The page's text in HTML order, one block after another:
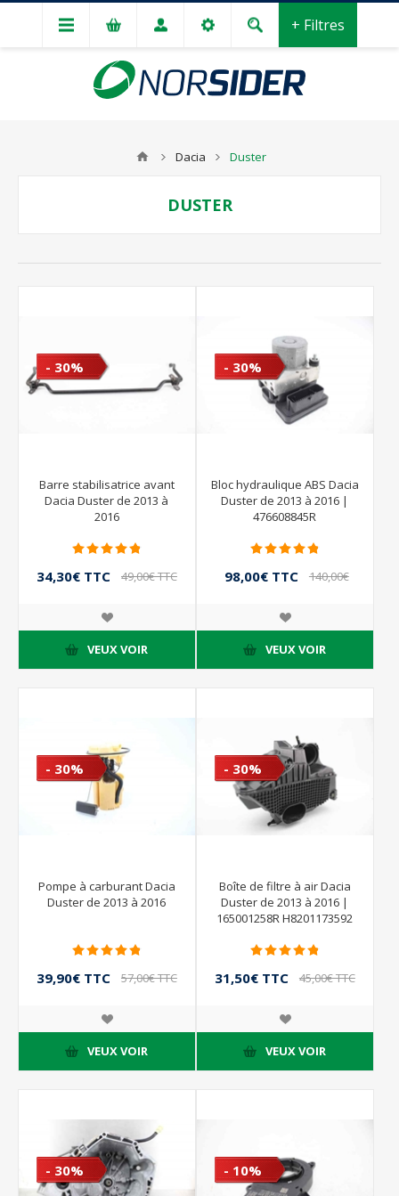
+ Filtres
Dacia Duster
DUSTER
- 30%
Barre stabilisatrice avant
Dacia Duster de 2013 à
2016
34,30€ TTC 49,00€ TTC
VEUX VOIR
- 30%
Bloc hydraulique ABS Dacia
Duster de 2013 à 2016 |
476608845R
98,00€ TTC
140,00€
VEUX VOIR
- 30%
Pompe à carburant Dacia
Duster de 2013 à 2016
39,90€ TTC 57,00€ TTC
VEUX VOIR
- 30%
Boîte de filtre à air Dacia
Duster de 2013 à 2016 |
165001258R H8201173592
31,50€ TTC 45,00€ TTC
VEUX VOIR
- 30% - 10%